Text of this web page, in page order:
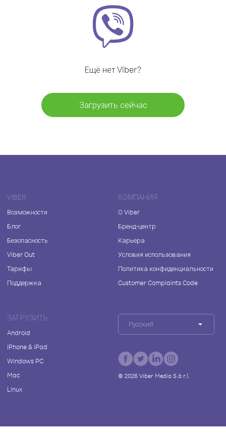
Ещё нет Viber?
Загрузить сейчас
VIBER
Возможности
Блог
Безопасность
Viber Out
Тарифы
Поддержка
КОМПАНИЯ
О Viber
Бренд-центр
Карьера
Условия использования
Политика конфиденциальности
Customer Complaints Code
ЗАГРУЗИТЬ
Android
iPhone & iPad
Windows PC
Mac
Linux
Русский
© 2026Viber Media S.à r.l.